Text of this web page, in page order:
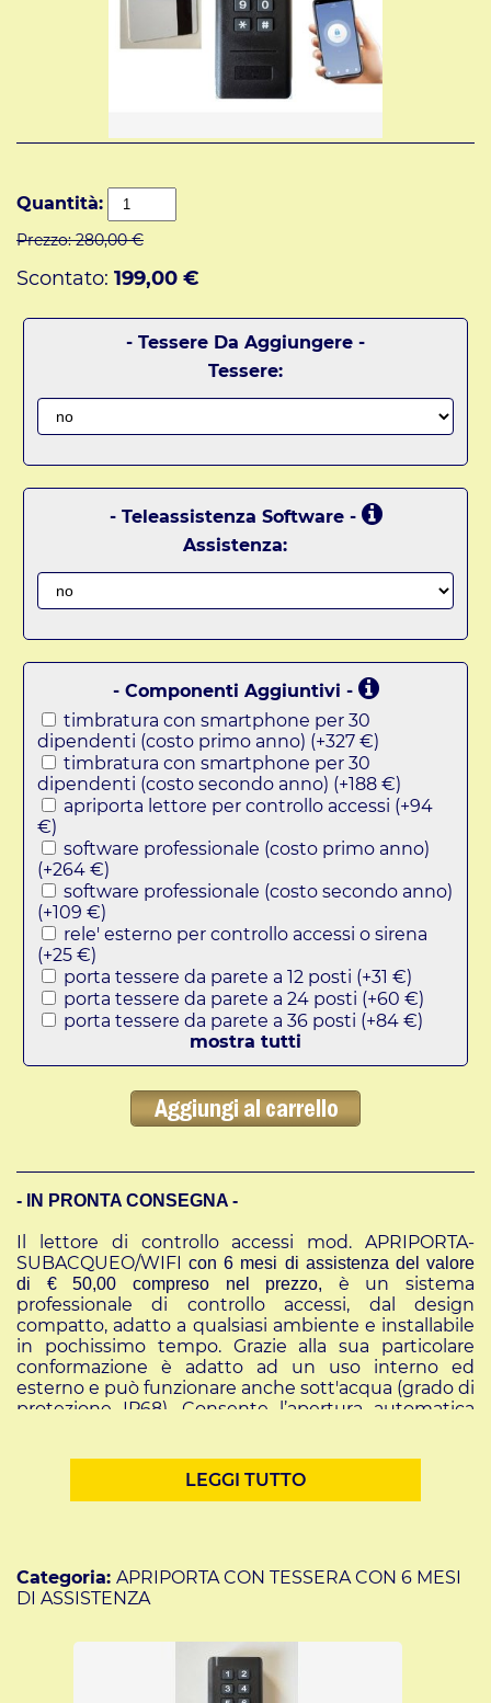
Quantità:
Prezzo:280,00 €
Scontato: 199,00 €
- Tessere Da Aggiungere -
Tessere:
- Teleassistenza Software -
Assistenza:
- Componenti Aggiuntivi -
timbratura con smartphone per 30
dipendenti (costo primo anno) (+327 €)
timbratura con smartphone per 30
dipendenti (costo secondo anno) (+188 €)
apriporta lettore per controllo accessi (+94
€)
software professionale (costo primo anno)
(+264 €)
software professionale (costo secondo anno)
(+109 €)
rele' esterno per controllo accessi o sirena
(+25 €)
porta tessere da parete a 12 posti (+31 €)
porta tessere da parete a 24 posti (+60 €)
porta tessere da parete a 36 posti (+84 €)
mostra tutti
- IN PRONTA CONSEGNA -
Il lettore di controllo accessi mod. APRIPORTA-
SUBACQUEO/WIFIcon 6 mesi di assistenza del valore
di € 50,00 compreso nel prezzo, è un sistema
professionale di controllo accessi, dal design
compatto, adatto a qualsiasi ambiente e installabile
in pochissimo tempo. Grazie alla sua particolare
conformazione è adatto ad un uso interno ed
esterno e può funzionare anche sott'acqua (grado di
protezione IP68). Consente l’apertura automatica
all’apparecchio o digitando un codice pin sulla
una porta utilizzando una tessera RFID o un
portachiavi RFID o un pin da digitare sulla tastiera.
questo lettore tramite il suo smartphone o
assegnare da remoto un pin all'utente per aprire la
porta definendo un periodo di tempo di inizio e fine
LEGGI TUTTO
Categoria: APRIPORTA CON TESSERA CON 6 MESI
DI ASSISTENZA